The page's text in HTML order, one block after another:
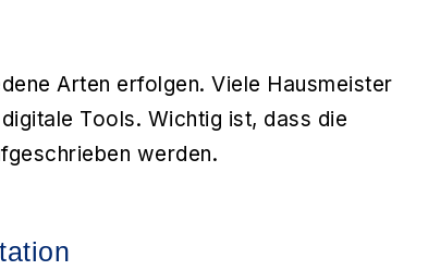
Arten erfolgen. Viele Hausmeister
Tools. Wichtig ist, dass die
werden.